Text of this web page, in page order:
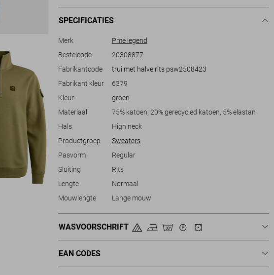
een bewuste keuze voor liefhebbers van milieuvriendelijke mode. De
lange mouwen en de normale lengte zorgen ervoor dat je warm blijft
een weekenduitstapje of een ontspannen avondje uit. De subtiele
details, zoals het PME Legend-logo op de borst en de handige zak op
de mouw, geven de trui een stoere uitstraling. Draag het met je
pantalon voor een smart-casual outfit. Deze sweater is de perfecte
metgezel voor elke casual setting waarmee je altijd goed voor de dag
SPECIFICATIES
Merk
Pme legend
Bestelcode
20308877
Fabrikantcode
trui met halve rits psw2508423
Fabrikant kleur
6379
Kleur
groen
Materiaal
75% katoen, 20% gerecycled katoen, 5% elastan
Hals
High neck
Productgroep
Sweaters
Pasvorm
Regular
Sluiting
Rits
Lengte
Normaal
Mouwlengte
Lange mouw
WASVOORSCHRIFT
EAN CODES